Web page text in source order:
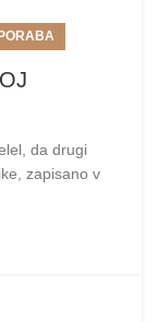
da drugi
zapisano v